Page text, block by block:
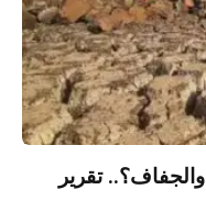
تقرير